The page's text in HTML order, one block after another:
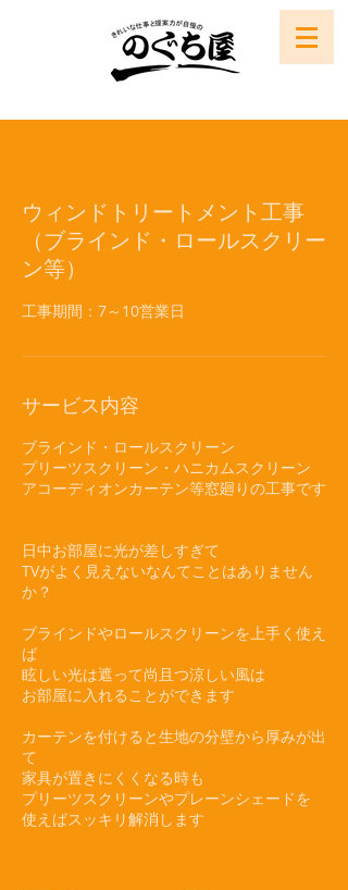
ウィンドトリートメント工事
（ブラインド・ロールスクリー
ン等）
工事期間：7～10営業日
サービス内容
ブラインド・ロールスクリーン
プリーツスクリーン・ハニカムスクリーン
アコーディオンカーテン等窓廻りの工事です
日中お部屋に光が差しすぎて
TVがよく見えないなんてことはありません
か？
ブラインドやロールスクリーンを上手く使え
ば
眩しい光は遮って尚且つ涼しい風は
お部屋に入れることができます
カーテンを付けると生地の分壁から厚みが出
て
家具が置きにくくなる時も
プリーツスクリーンやプレーンシェードを
使えばスッキリ解消します